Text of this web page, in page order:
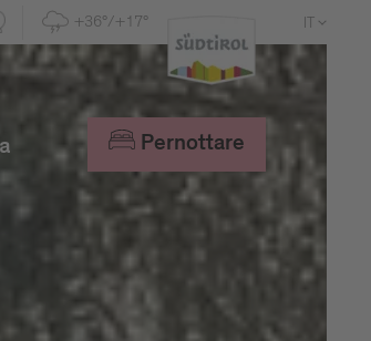
+36°/+17° IT
Pernottare